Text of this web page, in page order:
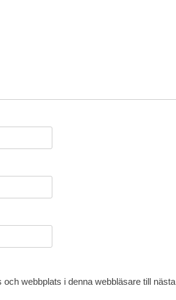
webbplats i denna webbläsare till